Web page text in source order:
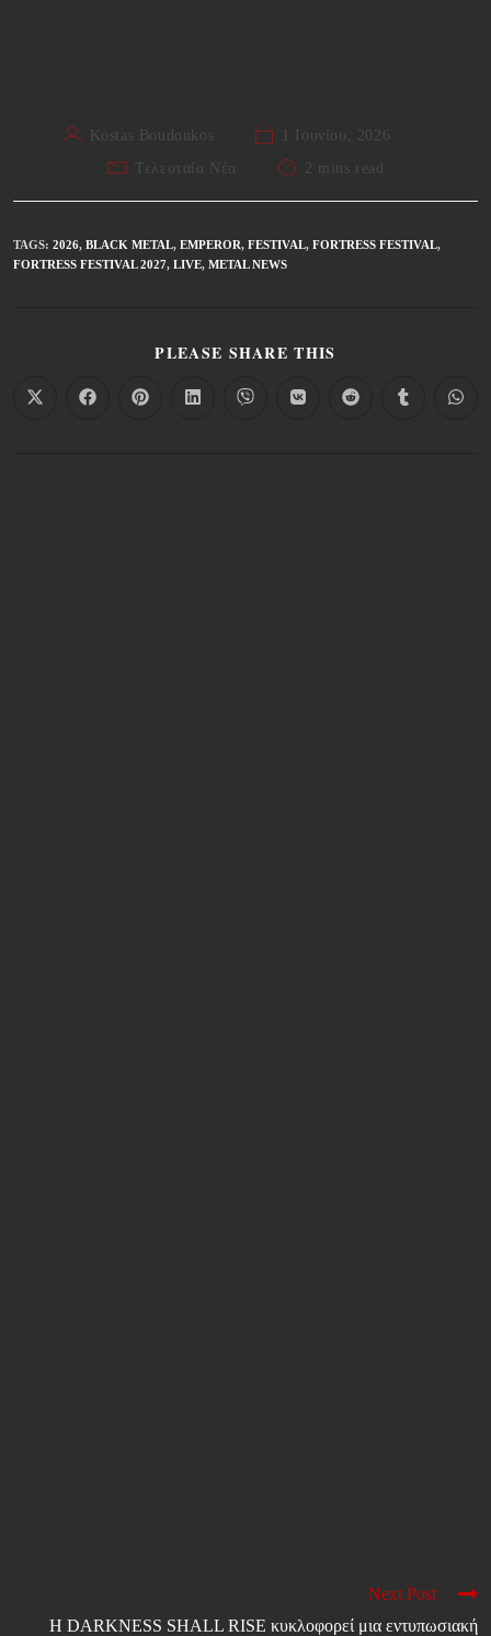
Kostas Boudoukos
1 Ιουνίου, 2026
Τελευταία Νέα
2 mins read
TAGS: 2026, BLACK METAL, EMPEROR, FESTIVAL, FORTRESS FESTIVAL,
FORTRESS FESTIVAL 2027, LIVE, METAL NEWS
PLEASE SHARE THIS
Next Post
Η DARKNESS SHALL RISE κυκλοφορεί μια εντυπωσιακή